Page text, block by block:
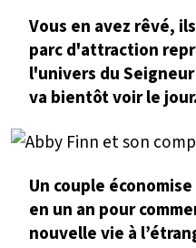
Vous en avez rêvé,
parc d'attraction
l'univers du
va bientôt voir le
Un couple
en un an pour
nouvelle vie à